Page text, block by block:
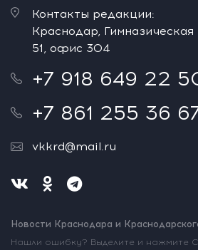
Контакты редакции:
Краснодар, Гимназическая
51, офис 304
+7 918 649 22
+7 861 255 36
vkkrd@mail.ru
Новости Краснодара и
Нашли ошибку? Выделите и нажмите